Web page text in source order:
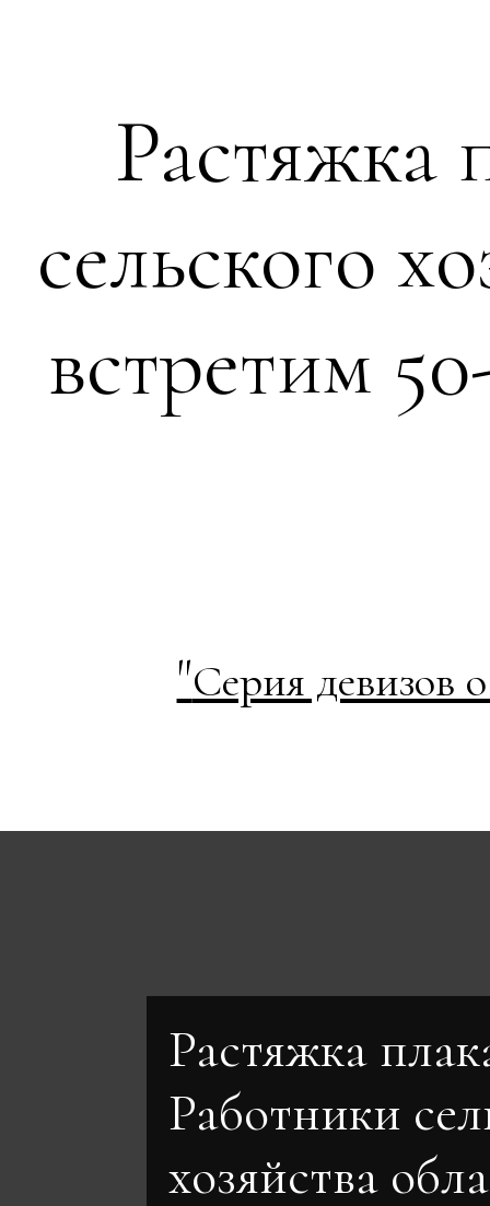
Растяжка
сельского
встретим
"Серия девизов
Растяжка
Работники
хозяйства